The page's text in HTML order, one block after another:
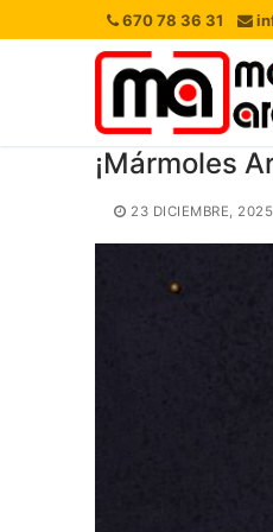
al
670 78 36 31
¡Mármoles
23 DICIEMBRE, 2025